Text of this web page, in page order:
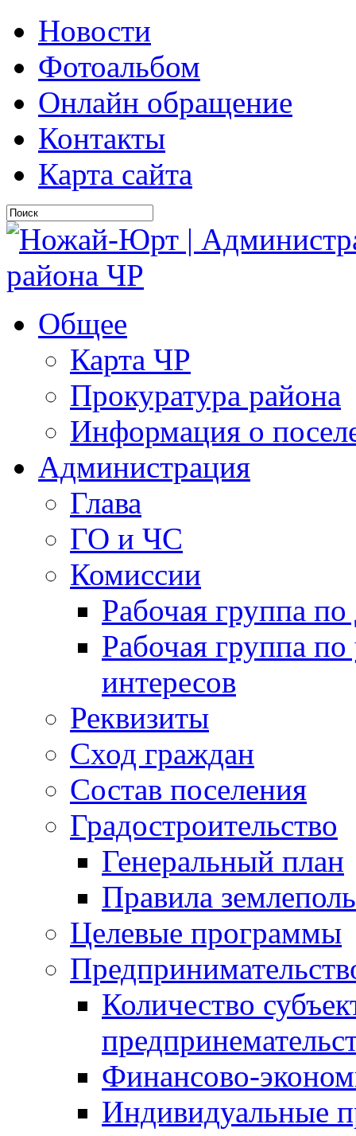
Новости
Фотоальбом
Онлайн обращение
Контакты
Карта сайта
Общее
Карта ЧР
Прокуратура района
Информация о
Администрация
Глава
ГО и ЧС
Комиссии
Рабочая группа
Рабочая группа
интересов
Реквизиты
Сход граждан
Состав поселения
Градостроительство
Генеральный план
Правила
Целевые программы
Количество
Финансово-
Индивидуальные